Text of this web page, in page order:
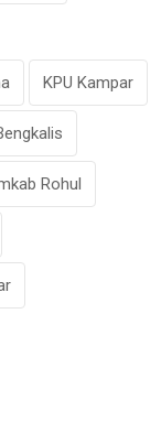
KPU Kampar
Rohul